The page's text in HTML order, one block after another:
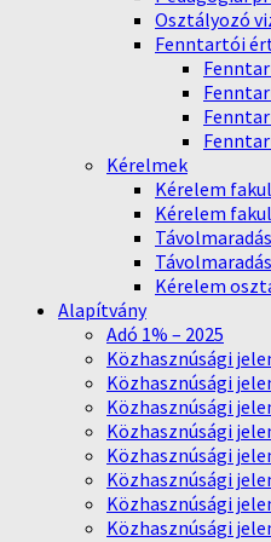
Osztályozó
Fenntartói
Kérelmek
Kérelem
Kérelem
Kérelem
Alapítvány
Adó 1% – 2025
Közhasznúsági
Közhasznúsági
Közhasznúsági
Közhasznúsági
Közhasznúsági
Közhasznúsági
Közhasznúsági
Közhasznúsági